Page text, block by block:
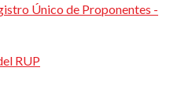
Único de Proponentes -
RUP